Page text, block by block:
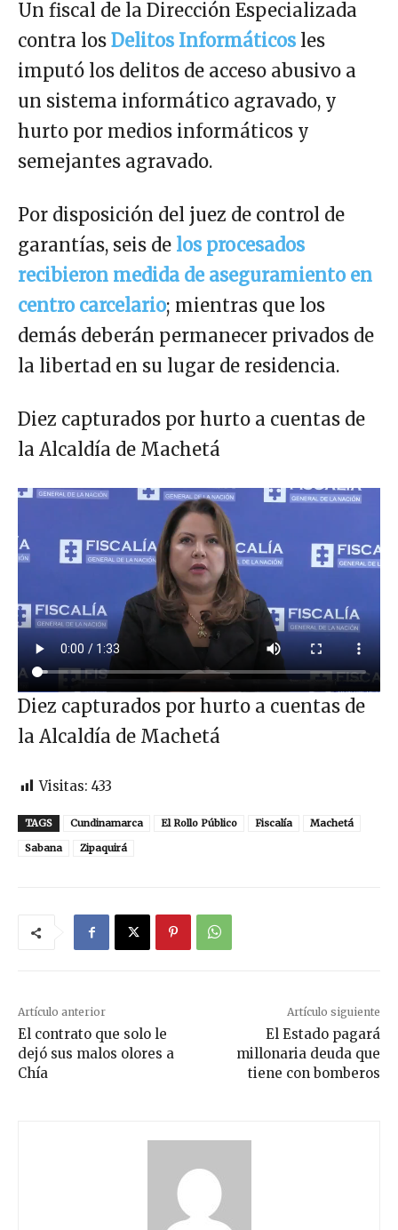
Un fiscal de la Dirección Especializada
contra los Delitos Informáticos les
imputó los delitos de acceso abusivo a
un sistema informático agravado, y
hurto por medios informáticos y
semejantes agravado.
Por disposición del juez de control de
garantías, seis de los procesados
recibieron medida de aseguramiento en
centro carcelario; mientras que los
demás deberán permanecer privados de
la libertad en su lugar de residencia.
Diez capturados por hurto a cuentas de
la Alcaldía de Machetá
Diez capturados por hurto a cuentas de
la Alcaldía de Machetá
Visitas: 433
TAGS Cundinamarca El Rollo Público Fiscalía
Machetá
Sabana
Zipaquirá
Artículo anterior
El contrato que solo le
dejó sus malos olores a
Chía
Artículo siguiente
El Estado pagará
millonaria deuda que
tiene con bomberos